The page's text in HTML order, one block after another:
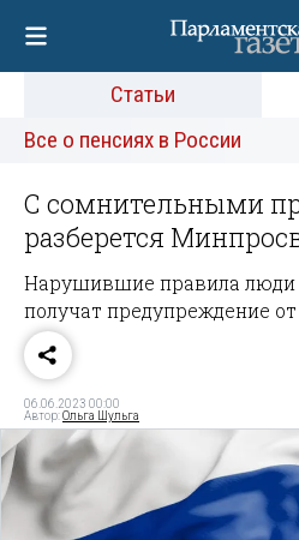
Статьи
Все о пенсиях в России
С сомнительными
разберется
Нарушившие правила люди
получат предупреждение
06.06.2023 00:00
Автор:Ольга Шульга